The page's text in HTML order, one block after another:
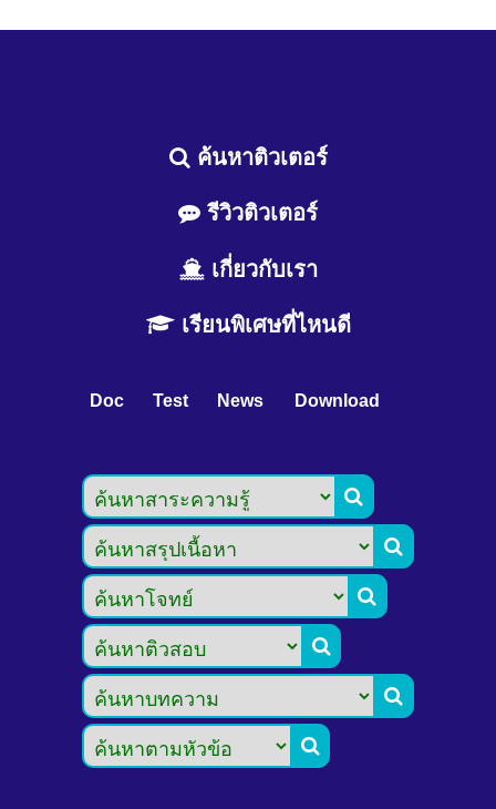
ค้นหาติวเตอร์
รีวิวติวเตอร์
เกี่ยวกับเรา
เรียนพิเศษที่ไหนดี
Doc Test News Download





